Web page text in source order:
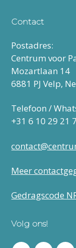
Contact
Postadres:
Centrum voor
Mozartlaan 14
6881 PJ Velp,
Telefoon /
‭+31 6 10 29 21
Meer
Gedragscode
Volg ons!